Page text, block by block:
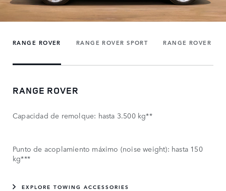
RANGE ROVER RANGE ROVER SPORT RANGE ROVER
RANGE ROVER
Capacidad de remolque: hasta 3.500 kg**
Punto de acoplamiento máximo (noise weight): hasta 150
kg***
EXPLORE TOWING ACCESSORIES